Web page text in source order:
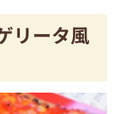
リータ風